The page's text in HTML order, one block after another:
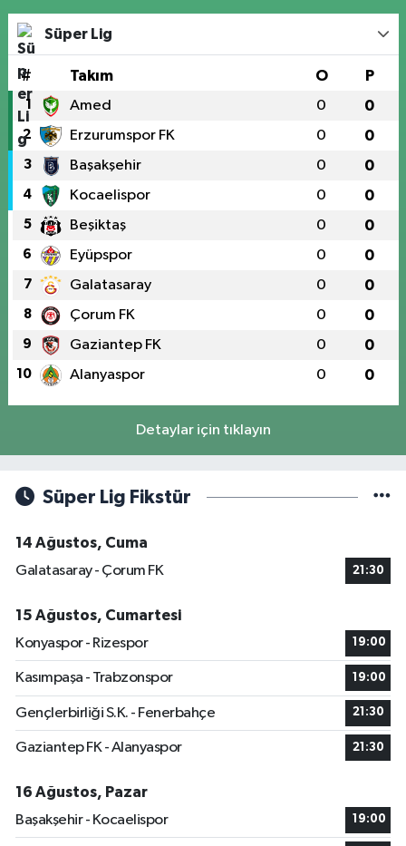
Süper Lig
# Takım O P
1 Amed 0 0
2 Erzurumspor FK 0 0
3 Başakşehir 0 0
4 Kocaelispor 0 0
5 Beşiktaş 0 0
6 Eyüpspor 0 0
7 Galatasaray 0 0
8 Çorum FK 0 0
9 Gaziantep FK 0 0
10 Alanyaspor 0 0
Detaylar için tıklayın
Süper Lig Fikstür
14 Ağustos, Cuma
Galatasaray - Çorum FK
21:30
15 Ağustos, Cumartesi
Konyaspor - Rizespor
19:00
Kasımpaşa - Trabzonspor 19:00
Gençlerbirliği S.K. - Fenerbahçe 21:30
Gaziantep FK - Alanyaspor 21:30
16 Ağustos, Pazar
Başakşehir - Kocaelispor
19:00